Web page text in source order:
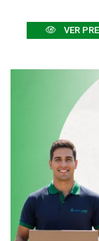
VER